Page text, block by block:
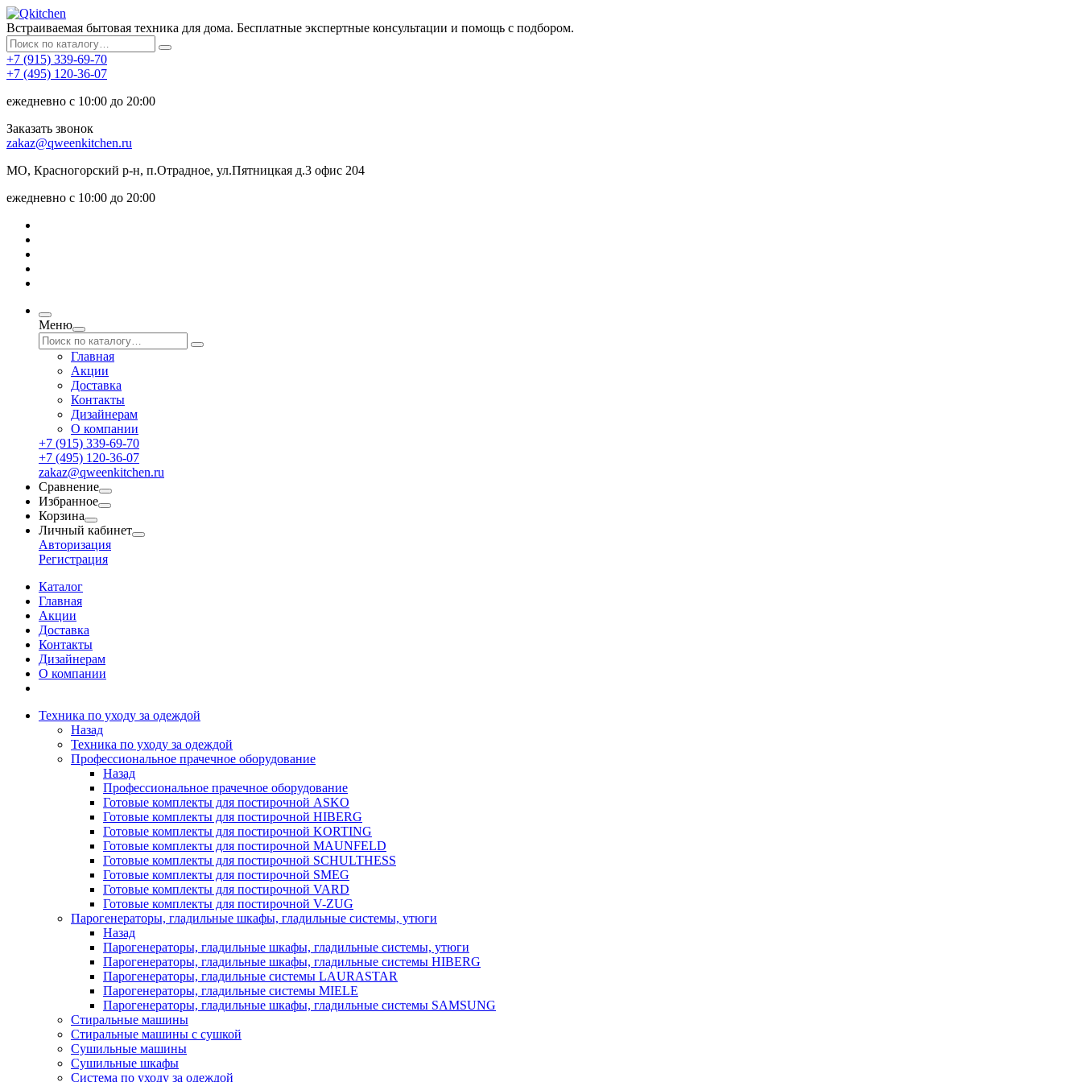
Встраиваемая бытовая техника для дома. Бесплатные экспертные консультации и помощь с подбором.
+7 (915) 339-69-70
+7 (495) 120-36-07
ежедневно с 10:00 до 20:00
Заказать звонок
zakaz@qweenkitchen.ru
МО, Красногорский р-н, п.Отрадное, ул.Пятницкая д.3 офис 204
ежедневно с 10:00 до 20:00
Меню
Главная
Акции
Доставка
Контакты
Дизайнерам
О компании
+7 (915) 339-69-70
+7 (495) 120-36-07
zakaz@qweenkitchen.ru
Сравнение
Избранное
Корзина
Личный кабинет
Авторизация
Регистрация
Каталог
Главная
Акции
Доставка
Контакты
Дизайнерам
О компании
Техника по уходу за одеждой
Назад
Техника по уходу за одеждой
Профессиональное прачечное оборудование
Назад
Профессиональное прачечное оборудование
Готовые комплекты для постирочной ASKO
Готовые комплекты для постирочной HIBERG
Готовые комплекты для постирочной KORTING
Готовые комплекты для постирочной MAUNFELD
Готовые комплекты для постирочной SCHULTHESS
Готовые комплекты для постирочной SMEG
Готовые комплекты для постирочной VARD
Готовые комплекты для постирочной V-ZUG
Парогенераторы, гладильные шкафы, гладильные системы, утюги
Назад
Парогенераторы, гладильные шкафы, гладильные системы, утюги
Парогенераторы, гладильные шкафы, гладильные системы HIBERG
Парогенераторы, гладильные системы LAURASTAR
Парогенераторы, гладильные системы MIELE
Парогенераторы, гладильные шкафы, гладильные системы SAMSUNG
Стиральные машины
Стиральные машины с сушкой
Сушильные машины
Сушильные шкафы
Система по уходу за одеждой